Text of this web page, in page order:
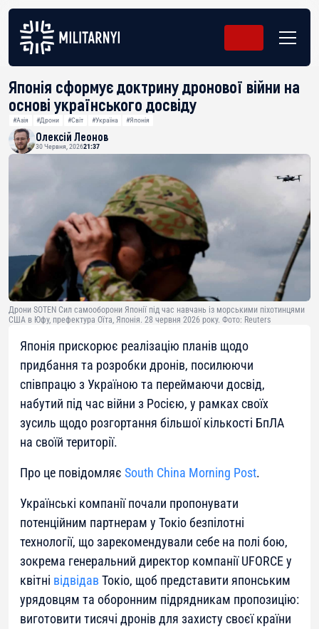
Японія сформує доктрину дронової війни на
основі українського досвіду
#Азія #Дрони #Світ #Україна #Японія
Олексій Леонов
30 Червня, 202621:37
Дрони SOTEN Сил самооборони Японії під час навчань із морськими піхотинцями
США в Юфу, префектура Оїта, Японія. 28 червня 2026 року. Фото: Reuters
Японія прискорює реалізацію планів щодо
придбання та розробки дронів, посилюючи
співпрацю з Україною та переймаючи досвід,
набутий під час війни з Росією, у рамках своїх
зусиль щодо розгортання більшої кількості БпЛА
на своїй території.
Про це повідомляє South China Morning Post.
Українські компанії почали пропонувати
потенційним партнерам у Токіо безпілотні
технології, що зарекомендували себе на полі бою,
зокрема генеральний директор компанії UFORCE у
квітні відвідав Токіо, щоб представити японським
урядовцям та оборонним підрядникам пропозицію:
виготовити тисячі дронів для захисту своєї країни